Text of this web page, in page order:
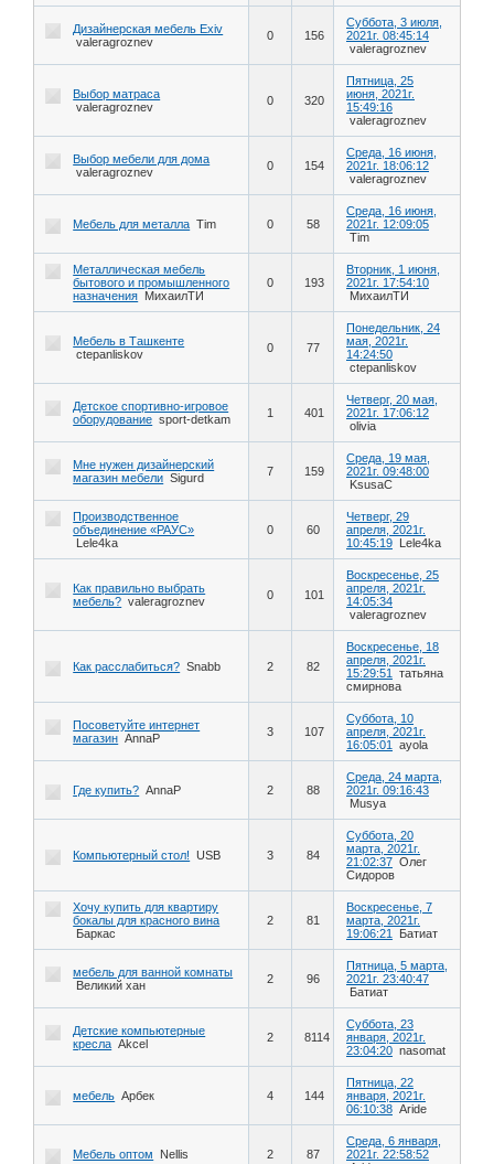
Дизайнерская мебель Exiv
valeragroznev
0 156
Суббота, 3 июля,
2021г. 08:45:14
valeragroznev
Выбор матраса
valeragroznev
0 320
Пятница, 25
июня, 2021г.
15:49:16
valeragroznev
Выбор мебели для дома
valeragroznev
0 154
Среда, 16 июня,
2021г. 18:06:12
valeragroznev
Мебель для металла Tim 0 58
Среда, 16 июня,
2021г. 12:09:05
Tim
Металлическая мебель
бытового и промышленного
назначения МихаилТИ
0 193
Вторник, 1 июня,
2021г. 17:54:10
МихаилТИ
Мебель в Ташкенте
ctepanliskov
0 77
Понедельник, 24
мая, 2021г.
14:24:50
ctepanliskov
Детское спортивно-игровое
оборудование sport-detkam 1 401
Четверг, 20 мая,
2021г. 17:06:12
olivia
Мне нужен дизайнерский
магазин мебели Sigurd 7 159
Среда, 19 мая,
2021г. 09:48:00
KsusaC
Производственное
объединение «РАУС»
Lele4ka
0 60
Четверг, 29
апреля, 2021г.
10:45:19 Lele4ka
Как правильно выбрать
мебель? valeragroznev 0 101
Воскресенье, 25
апреля, 2021г.
14:05:34
valeragroznev
Как расслабиться? Snabb 2 82
Воскресенье, 18
апреля, 2021г.
15:29:51
татьяна
смирнова
Посоветуйте интернет
магазин AnnaP 3 107
Суббота, 10
апреля, 2021г.
16:05:01
ayola
Где купить? AnnaP 2 88
Среда, 24 марта,
2021г. 09:16:43
Musya
Компьютерный стол! USB 3 84
Суббота, 20
марта, 2021г.
21:02:37 Олег
Сидоров
Хочу купить для квартиру
бокалы для красного вина
Баркас
2 81
Воскресенье, 7
марта, 2021г.
19:06:21
Батиат
мебель для ванной комнаты
Великий хан
2 96
Пятница, 5 марта,
2021г. 23:40:47
Батиат
Детские компьютерные
кресла Akcel 2 8114
Суббота, 23
января, 2021г.
23:04:20 nasomat
мебель Арбек 4 144
Пятница, 22
января, 2021г.
06:10:38 Aride
Мебель оптом Nellis 2 87
Среда, 6 января,
2021г. 22:58:52